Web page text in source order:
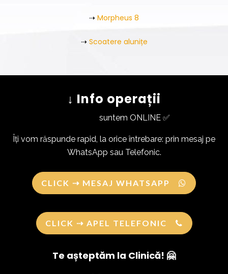
⇢ Morpheus 8
⇢ Scoatere alunițe
↓ Info operații
suntem ONLINE ✅
Îți vom răspunde rapid, la orice întrebare: prin mesaj pe
WhatsApp sau Telefonic.
CLICK ⇢ MESAJ WHATSAPP
CLICK ⇢ APEL TELEFONIC
Te așteptăm la Clinică! 🤗